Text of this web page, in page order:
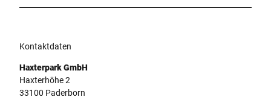
Kontaktdaten
Haxterpark GmbH
Haxterhöhe 2
33100 Paderborn